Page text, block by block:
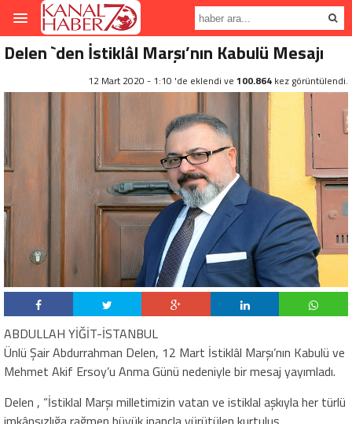
Delen `den İstiklâl Marşı’nın Kabulü Mesajı
12 Mart 2020 - 1:10 'de eklendi ve 100.864 kez görüntülendi.
ABDULLAH YİĞİT-İSTANBUL
Ünlü Şair Abdurrahman Delen, 12 Mart İstiklâl Marşı’nın Kabulü ve
Mehmet Akif Ersoy’u Anma Günü nedeniyle bir mesaj yayımladı.
Delen , “İstiklal Marşı milletimizin vatan ve istiklal aşkıyla her türlü